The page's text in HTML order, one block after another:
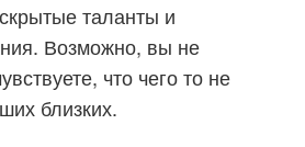
таланты и
Возможно, вы не
что чего то не
близких.